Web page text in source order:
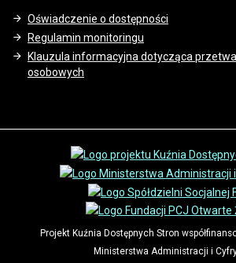
Oświadczenie o dostępności
Regulamin monitoringu
Klauzula informacyjna dotycząca
osobowych
Projekt Kuźnia Dostępnych Stron
Ministerstwa Administracji i